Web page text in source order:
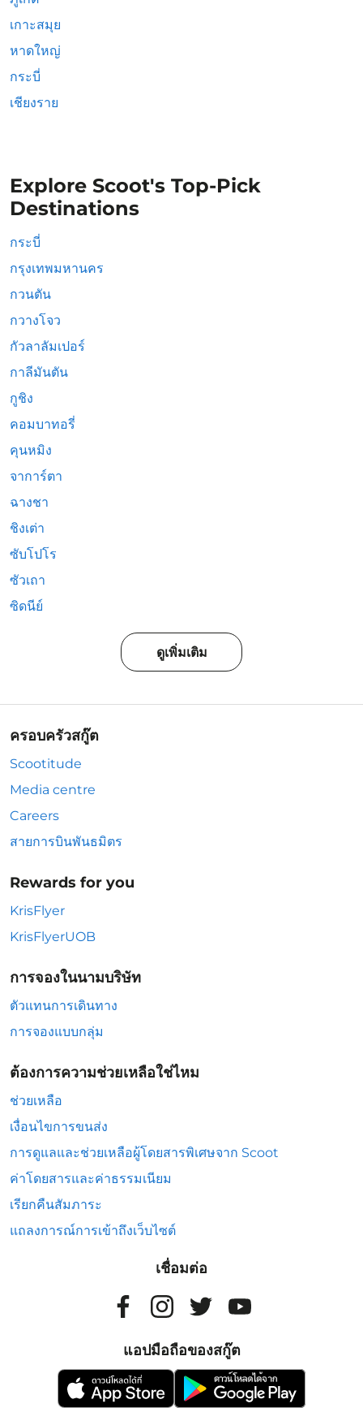
เกาะสมุย
หาดใหญ่
กระบี่
เชียงราย
Explore Scoot's Top-Pick
Destinations
กระบี่
กรุงเทพมหานคร
กวนตัน
กวางโจว
กัวลาลัมเปอร์
กาลีมันตัน
กูชิง
คอมบาทอรี่
คุนหมิง
จาการ์ตา
ฉางชา
ชิงเต่า
ซับโปโร
ซัวเถา
ซิดนีย์
ดูเพิ่มเติม
ครอบครัวสกู๊ต
Scootitude
Media centre
Careers
สายการบินพันธมิตร
Rewards for you
KrisFlyer
KrisFlyerUOB
การจองในนามบริษัท
ตัวแทนการเดินทาง
การจองแบบกลุ่ม
ต้องการความช่วยเหลือใช่ไหม
ช่วยเหลือ
เงื่อนไขการขนส่ง
การดูแลและช่วยเหลือผู้โดยสารพิเศษจาก Scoot
ค่าโดยสารและค่าธรรมเนียม
เรียกคืนสัมภาระ
แถลงการณ์การเข้าถึงเว็บไซต์
เชื่อมต่อ
แอปมือถือของสกู๊ต